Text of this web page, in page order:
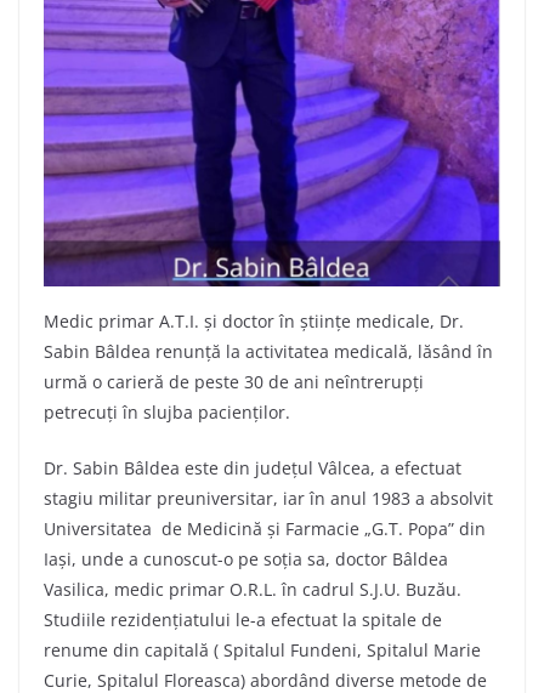
Medic primar A.T.I. și doctor în științe medicale, Dr.
Sabin Bâldea renunță la activitatea medicală, lăsând în
urmă o carieră de peste 30 de ani neîntrerupți
petrecuți în slujba pacienților.
Dr. Sabin Bâldea este din județul Vâlcea, a efectuat
stagiu militar preuniversitar, iar în anul 1983 a absolvit
Universitatea de Medicină și Farmacie „G.T. Popa” din
Iași, unde a cunoscut-o pe soția sa, doctor Bâldea
Vasilica, medic primar O.R.L. în cadrul S.J.U. Buzău.
Studiile rezidențiatului le-a efectuat la spitale de
renume din capitală ( Spitalul Fundeni, Spitalul Marie
Curie, Spitalul Floreasca) abordând diverse metode de